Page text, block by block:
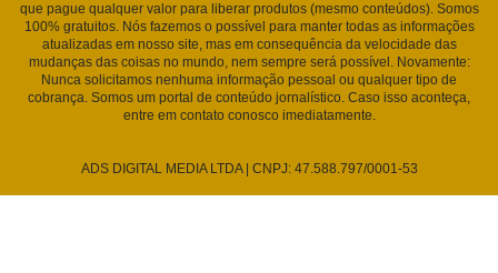
que pague qualquer valor para liberar produtos (mesmo conteúdos). Somos
100% gratuitos. Nós fazemos o possível para manter todas as informações
atualizadas em nosso site, mas em consequência da velocidade das
mudanças das coisas no mundo, nem sempre será possível. Novamente:
Nunca solicitamos nenhuma informação pessoal ou qualquer tipo de
cobrança. Somos um portal de conteúdo jornalístico. Caso isso aconteça,
entre em contato conosco imediatamente.
ADS DIGITAL MEDIA LTDA | CNPJ: 47.588.797/0001-53